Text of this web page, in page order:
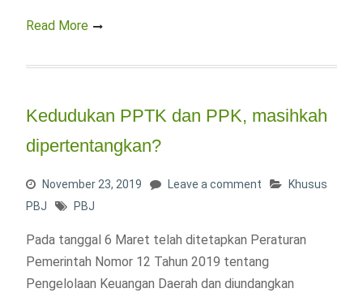
Read More
Kedudukan PPTK dan PPK, masihkah
dipertentangkan?
November 23, 2019 Leave a comment
Khusus
PBJ
PBJ
Pada tanggal 6 Maret telah ditetapkan Peraturan
Pemerintah Nomor 12 Tahun 2019 tentang
Pengelolaan Keuangan Daerah dan diundangkan